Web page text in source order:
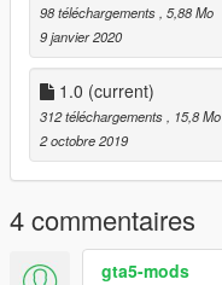
98 téléchargements, 5,88 Mo
9 janvier 2020
1.0 (current)
312 téléchargements, 15,8 Mo
2 octobre 2019
4 commentaires
gta5-mods